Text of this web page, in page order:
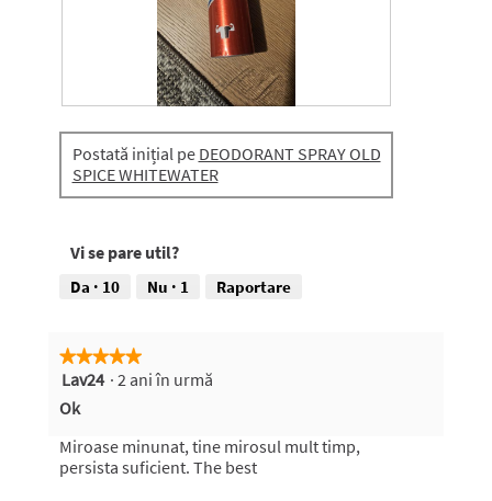
e
n
o
g
r
a
i
e
o
o
g
c
e
a
s
ă
a
Postată inițial pe DEODORANT SPRAY OLD
SPICE WHITEWATER
Vi se pare util?
Da · 10 Nu · 1 Raportare
★★★★★
★★★★★
5
5
stele.
Lav24 · 2 ani în urmă
Ok
Miroase minunat, tine mirosul mult timp,
persista suficient. The best